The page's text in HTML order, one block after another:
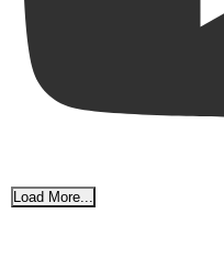
Load More...